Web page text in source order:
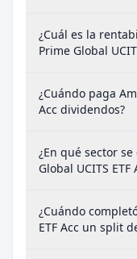
¿Cuál es la
Prime Global
¿Cuándo paga
Acc dividendos?
¿En qué sector
Global UCITS ETF
¿Cuándo
ETF Acc un split